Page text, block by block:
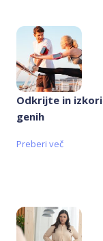
Odkrijte in
genih
Preberi več